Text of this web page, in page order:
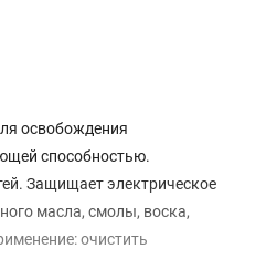
освобождения
способностью.
Защищает электрическое
масла, смолы, воска,
очистить